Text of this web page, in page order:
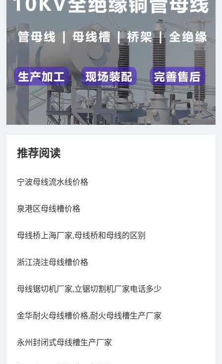
推荐阅读
宁波母线流水线价格
泉港区母线槽价格
母线桥上海厂家,母线桥和母线的区别
浙江浇注母线槽价格
母线锯切机厂家,立锯切割机厂家电话多少
金华耐火母线槽价格,耐火母线槽生产厂家
永州封闭式母线槽生产厂家